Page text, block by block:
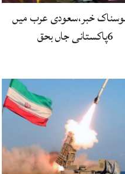
خبر،سعودی عرب میں
6پاکستانی جاں بحق